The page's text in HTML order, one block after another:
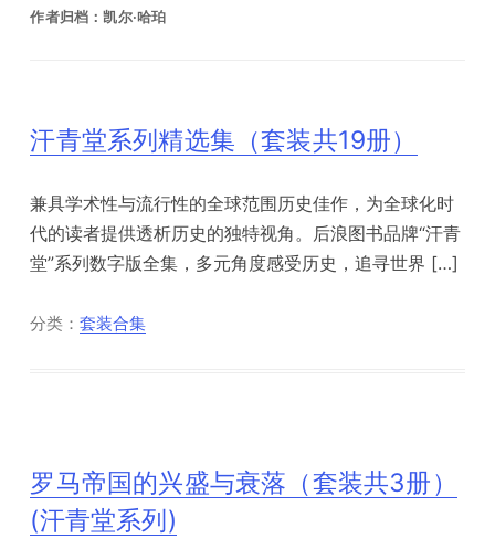
作者归档：凯尔·哈珀
汗青堂系列精选集（套装共19册）
兼具学术性与流行性的全球范围历史佳作，为全球化时
代的读者提供透析历史的独特视角。后浪图书品牌“汗青
堂”系列数字版全集，多元角度感受历史，追寻世界 […]
分类：套装合集
罗马帝国的兴盛与衰落（套装共3册）
(汗青堂系列)